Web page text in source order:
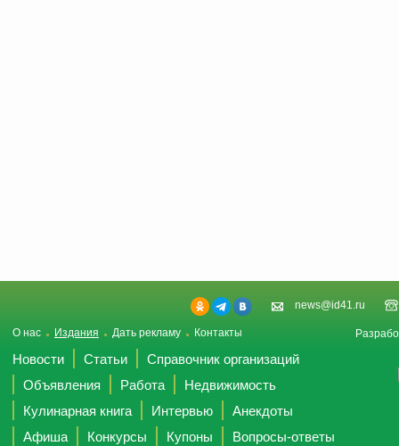
news@id41.ru
О нас Издания Дать рекламу Контакты
Новости Статьи
Справочник организаций
Объявления
Работа
Недвижимость
Кулинарная книга
Интервью
Анекдоты
Афиша
Конкурсы Купоны
Вопросы-ответы